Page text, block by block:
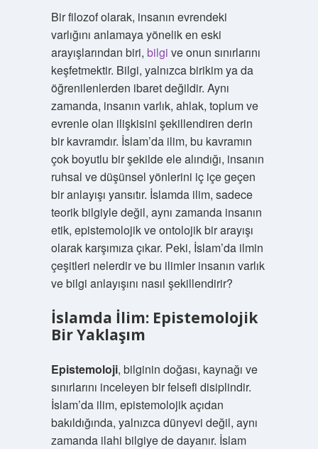
Bir filozof olarak, insanın evrendeki
varlığını anlamaya yönelik en eski
arayışlarından biri, bilgi ve onun sınırlarını
keşfetmektir. Bilgi, yalnızca birikim ya da
öğrenilenlerden ibaret değildir. Aynı
zamanda, insanın varlık, ahlak, toplum ve
evrenle olan ilişkisini şekillendiren derin
bir kavramdır. İslam’da ilim, bu kavramın
çok boyutlu bir şekilde ele alındığı, insanın
ruhsal ve düşünsel yönlerini iç içe geçen
bir anlayışı yansıtır. İslamda ilim, sadece
teorik bilgiyle değil, aynı zamanda insanın
etik, epistemolojik ve ontolojik bir arayışı
olarak karşımıza çıkar. Peki, İslam’da ilmin
çeşitleri nelerdir ve bu ilimler insanın varlık
ve bilgi anlayışını nasıl şekillendirir?
İslamda İlim: Epistemolojik
Bir Yaklaşım
Epistemoloji, bilginin doğası, kaynağı ve
sınırlarını inceleyen bir felsefi disiplindir.
İslam’da ilim, epistemolojik açıdan
bakıldığında, yalnızca dünyevi değil, aynı
zamanda ilahi bilgiye de dayanır. İslam